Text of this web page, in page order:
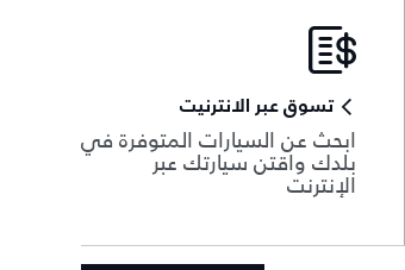
تسوق عبر الانترنيت
ابحث عن السيارات المتوفرة في
بلدك واقتن سيارتك عبر
الإنترنت